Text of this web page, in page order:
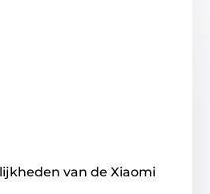
van de Xiaomi